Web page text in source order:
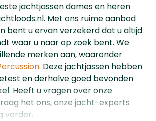
jachtjassen dames en heren
Met ons ruime aanbod
bent u ervan verzekerd dat u altijd
waar u naar op zoek bent. We
merken aan, waaronder
. Deze jachtjassen hebben
en derhalve goed bevonden
Heeft u vragen over onze
het ons, onze jacht-experts
verder.